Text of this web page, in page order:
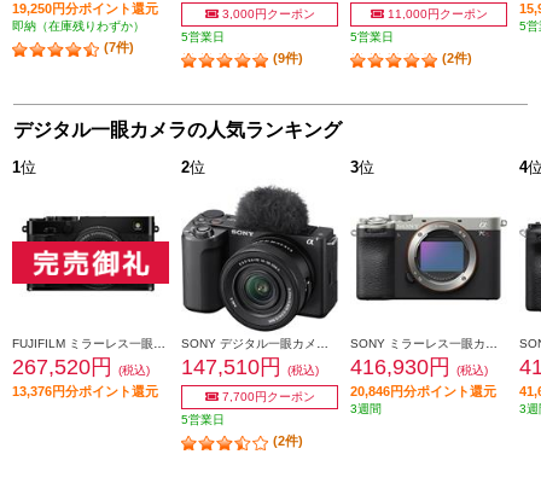
19,250円分ポイント還元
即納（在庫残りわずか）
(7件)
3,000円クーポン
5営業日
(9件)
11,000円クーポン
5営業日
(2件)
5営
デジタル一眼カメラの人気ランキング
1位
FUJIFILM ミラーレス一眼カメラ X-E5 XF23㎜レンズキット [ブラック/日英2か国語モデル] X-E5LK-23-B-JP
267,520円 (税込)
13,376円分ポイント還元
2位
SONY デジタル一眼カメラ VLOGCAM ZV-E10 II(パワーズームレンズキット/ブラック) ZV-E10M2K-BQ
147,510円
(税込)
7,700円クーポン
5営業日
(2件)
3位
SONY ミラーレス一眼カメラ α7CR（アルファ7CR）ボディ シルバー ILCE-7CR-S
416,930円 (税込)
20,846円分ポイント還元
3週間
4
3週